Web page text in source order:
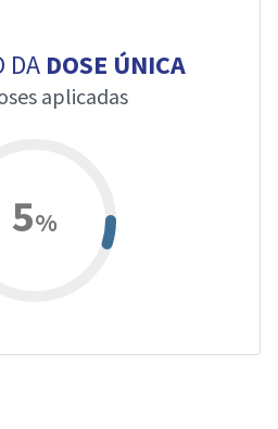
DA DOSE ÚNICA
aplicadas
5%